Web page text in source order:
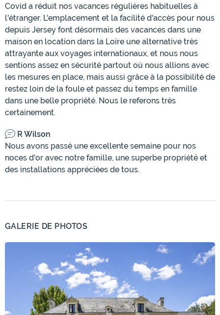
Covid a réduit nos vacances régulières habituelles à
l'étranger. L'emplacement et la facilité d'accès pour nous
depuis Jersey font désormais des vacances dans une
maison en location dans la Loire une alternative très
attrayante aux voyages internationaux, et nous nous
sentions assez en sécurité partout où nous allions avec
les mesures en place, mais aussi grâce à la possibilité de
restez loin de la foule et passez du temps en famille
dans une belle propriété. Nous le referons très
certainement.
R Wilson
Nous avons passé une excellente semaine pour nos
noces d'or avec notre famille, une superbe propriété et
des installations appréciées de tous.
GALERIE DE PHOTOS